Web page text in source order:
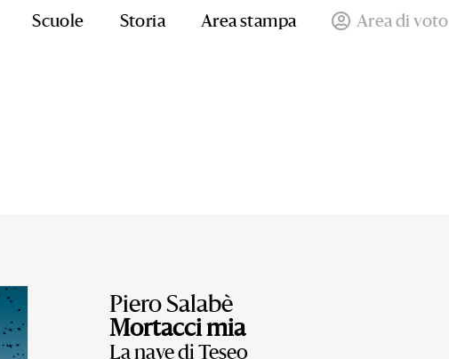
Scuole Storia Area stampa Area di voto
Piero Salabè
Mortacci mia
La nave di Teseo